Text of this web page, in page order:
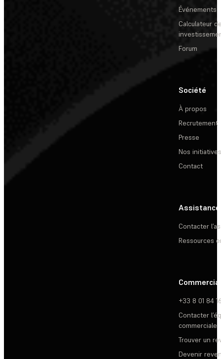
Événements
Calculateur
Forum
Société
À propos
Recrutement
Presse
Nos initiatives
Contact
Assistance
Contacter
Ressources
Commercial
+33 8 01 84
Contacter
commerciale
Trouver un
Devenir